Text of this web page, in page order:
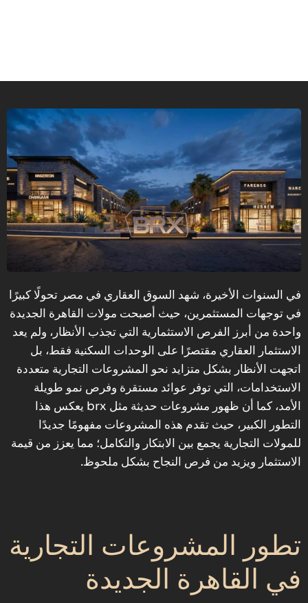
في السنوات الأخيرة، شهد السوق العقاري في مصر تحولًا كبيرًا
في توجهات المستثمرين، حيث أصبحت مولات القاهرة الجديدة
واحدة من أبرز الفرص الاستثمارية التي تجذب الأنظار، ولم يعد
الاستثمار العقاري مقتصرًا على الوحدات السكنية فقط، بل
اتجهت الأنظار بشكل متزايد نحو المشروعات التجارية متعددة
الاستخدامات، التي توفر عوائد مستقرة وفرص نمو طويلة
الأمد، كما أن ظهور مشروعات حديثة مثل brx يعكس هذا
التطور الكبير، حيث تقدم هذه المشروعات مفهومًا جديدًا
للمولات التجارية يجمع بين الابتكار والتكامل؛ مما يعزز من قيمة
الاستثمار ويزيد من فرص النجاح بشكل ملحوظ.
‎تطور المشروعات التجارية
في القاهرة الجديدة